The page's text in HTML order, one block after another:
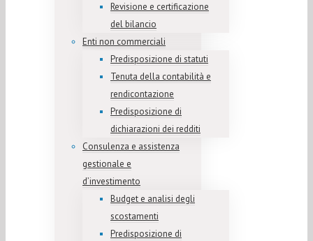
Revisione e certificazione
del bilancio
Enti non commerciali
Predisposizione di statuti
Tenuta della contabilità e
rendicontazione
Predisposizione di
dichiarazioni dei redditi
Consulenza e assistenza
gestionale e
d’investimento
Budget e analisi degli
scostamenti
Predisposizione di